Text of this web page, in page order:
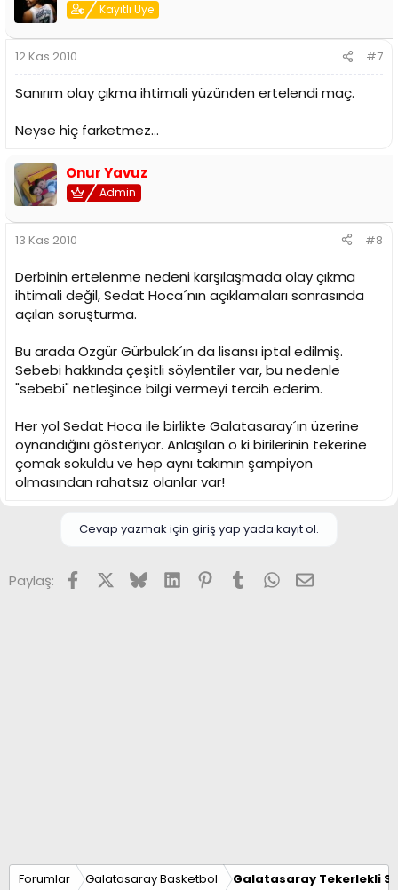
Kayıtlı Üye
12 Kas 2010 #7
Sanırım olay çıkma ihtimali yüzünden ertelendi maç.
Neyse hiç farketmez...
Onur Yavuz
Admin
13 Kas 2010 #8
Derbinin ertelenme nedeni karşılaşmada olay çıkma
ihtimali değil, Sedat Hoca´nın açıklamaları sonrasında
açılan soruşturma.
Bu arada Özgür Gürbulak´ın da lisansı iptal edilmiş.
Sebebi hakkında çeşitli söylentiler var, bu nedenle
"sebebi" netleşince bilgi vermeyi tercih ederim.
Her yol Sedat Hoca ile birlikte Galatasaray´ın üzerine
oynandığını gösteriyor. Anlaşılan o ki birilerinin tekerine
çomak sokuldu ve hep aynı takımın şampiyon
olmasından rahatsız olanlar var!
Cevap yazmak için giriş yap yada kayıt ol.
Paylaş: FacebookX (Twitter)
BlueskyLinkedInPinterest
TumblrWhatsApp
E-posta
Forumlar Galatasaray Basketbol Galatasaray Tekerlekli